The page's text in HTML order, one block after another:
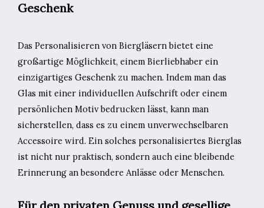
Geschenk
Das Personalisieren von Biergläsern bietet eine
großartige Möglichkeit, einem Bierliebhaber ein
einzigartiges Geschenk zu machen. Indem man das
Glas mit einer individuellen Aufschrift oder einem
persönlichen Motiv bedrucken lässt, kann man
sicherstellen, dass es zu einem unverwechselbaren
Accessoire wird. Ein solches personalisiertes Bierglas
ist nicht nur praktisch, sondern auch eine bleibende
Erinnerung an besondere Anlässe oder Menschen.